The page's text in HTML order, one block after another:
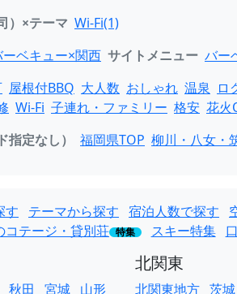
）×テーマ Wi-Fi(1)
ーベキュー×関西 サイトメニュー バー
屋根付BBQ 大人数 おしゃれ 温泉 ロ
Wi-Fi 子連れ・ファミリー 格安 花火
定なし）
福岡県TOP 柳川・八女・
す テーマから探す 宿泊人数で探す
コテージ・貸別荘 特集 スキー特集
秋田 宮城 山形
北関東
北関東地方 茨城